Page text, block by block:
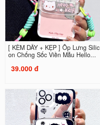
[ KÈM DÂY + KẸP ] Ốp Lưng Silic
on Chống Sốc Viền Mẫu Hello...
39.000 đ